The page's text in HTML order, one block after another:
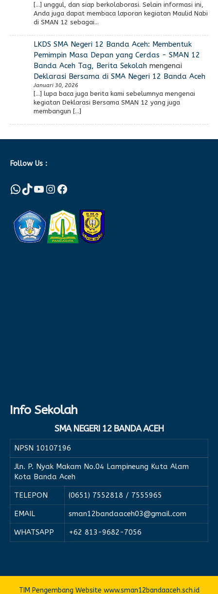
[…] unggul, dan siap berkolaborasi. Selain informasi ini,
Anda juga dapat membaca laporan kegiatan Maulid Nabi
di SMAN 12 sebagai…
LKDS SMA Negeri 12 Banda Aceh: Membentuk
Pemimpin Masa Depan yang Cerdas - SMAN 12
Banda Aceh Tag, Berita Sekolahmengenai
Deklarasi Bersama di SMA Negeri 12 Banda Aceh
Januari 30, 2026
[…] lupa baca juga berita kami sebelumnya mengenai
kegiatan Deklarasi Bersama SMAN 12 yang juga
membangun […]
Follow Us :
WhatsApp
TikTok
YouTube
Instagram
Facebook
Info Sekolah
SMA NEGERI 12 BANDA ACEH
NPSN 10107196
Jln. P. Nyak Makam No.04 Lampineung Kuta Alam
Kota Banda Aceh
TELEPON (0651) 7552818 / 7555965
EMAIL sman12bandaaceh03@gmail.com
WHATSAPP +62 813-9682-7056
TIM Pengembang Website www.sman12bandaaceh.sch.id